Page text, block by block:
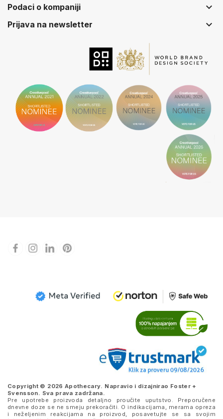
Podaci o kompaniji keyboard_arrow_down
Prijava na newsletter keyboard_arrow_down
Copyright © 2026 Apothecary. Napravio i dizajnirao Foster +
Svensson. Sva prava zadržana.
Pre upotrebe proizvoda detaljno proučite uputstvo. Preporučene
dnevne doze se ne smeju prekoračiti. O indikacijama, merama opreza
i neželjenim reakcijama na proizvod, posavetujte se sa svojim